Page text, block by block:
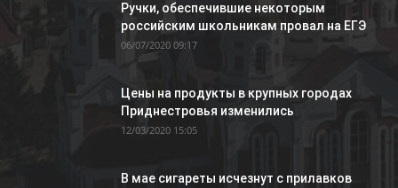
Ручки, обеспечившие некоторым
российским школьникам провал на ЕГЭ
06/07/2020 09:17
Цены на продукты в крупных городах
Приднестровья изменились
12/03/2020 15:05
В мае сигареты исчезнут с прилавков